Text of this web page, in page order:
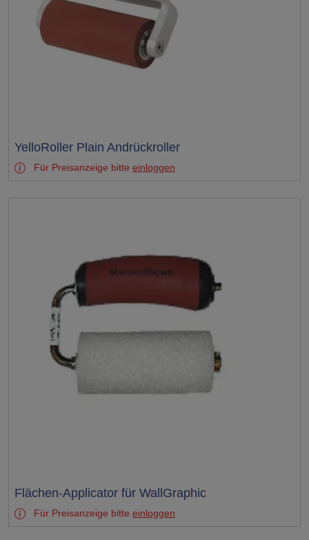
Test
YelloRoller Plain Andrückroller
Für Preisanzeige bitte einloggen
Test
Flächen-Applicator für WallGraphic
Für Preisanzeige bitte einloggen